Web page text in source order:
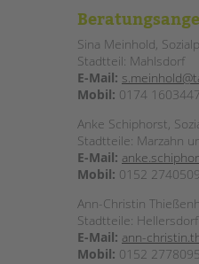
Sina Meinhold,
Stadtteil: Mahlsdorf
E-Mail:
Mobil: 0174 1603447
Anke Schiphorst,
Stadtteile: Marzahn
E-Mail:
Mobil: 0152
Ann-Christin
Stadtteile:
E-Mail: ann-
Mobil: 0152